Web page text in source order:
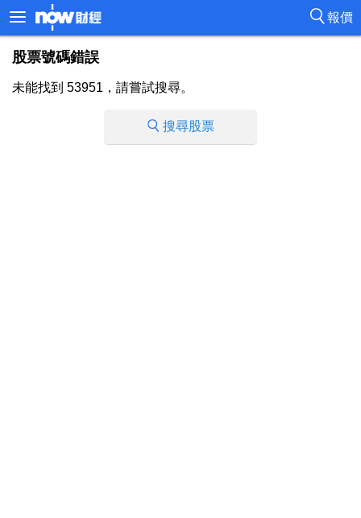
報價
股票號碼錯誤
未能找到 53951，請嘗試搜尋。
搜尋股票